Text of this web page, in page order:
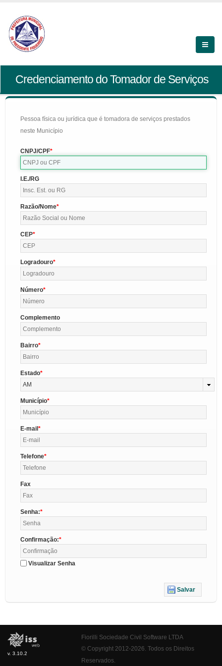
Credenciamento do Tomador de Serviços
Pessoa física ou jurídica que é tomadora de serviços prestados
neste Município
CNPJ/CPF
I.E./RG
Razão/Nome
CEP
Logradouro
Número
Complemento
Bairro
Estado
AM
Município
E-mail
Telefone
Fax
Senha:
Confirmação:
Visualizar Senha
Salvar
v. 3.10.2
Fiorilli Sociedade Civil Software LTDA
© Copyright 2012-2026. Todos os Direitos
Reservados.